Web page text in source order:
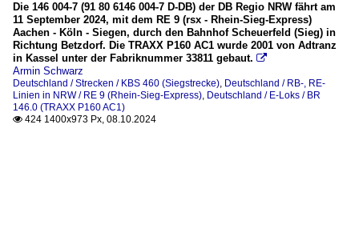
Die 146 004-7 (91 80 6146 004-7 D-DB) der DB Regio NRW fährt am
11 September 2024, mit dem RE 9 (rsx - Rhein-Sieg-Express)
Aachen - Köln - Siegen, durch den Bahnhof Scheuerfeld (Sieg) in
Richtung Betzdorf. Die TRAXX P160 AC1 wurde 2001 von Adtranz
in Kassel unter der Fabriknummer 33811 gebaut. 
Armin Schwarz
Deutschland / Strecken / KBS 460 (Siegstrecke), Deutschland / RB-, RE-
Linien in NRW / RE 9 (Rhein-Sieg-Express), Deutschland / E-Loks / BR
146.0 (TRAXX P160 AC1)
 424 1400x973 Px, 08.10.2024